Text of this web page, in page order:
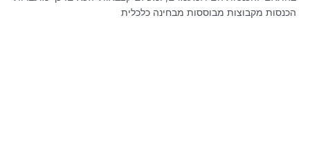
הכנסות מקבוצות מבוססות מבחינה כלכלית